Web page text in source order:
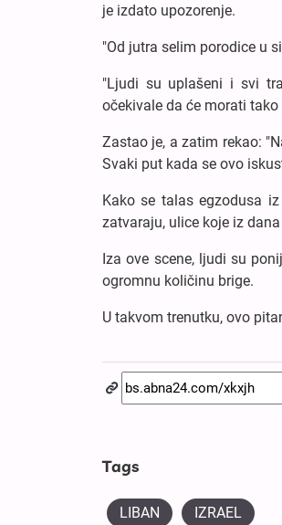
je izdato upozorenje.
"Od jutra selim porodice u
"Ljudi su uplašeni i svi
očekivale da će morati
Zastao je, a zatim rekao:
Svaki put kada se ovo
Kako se talas egzodusa
zatvaraju, ulice koje iz
Iza ove scene, ljudi su
ogromnu količinu brige.
U takvom trenutku, ovo
Tags
LIBAN IZRAEL